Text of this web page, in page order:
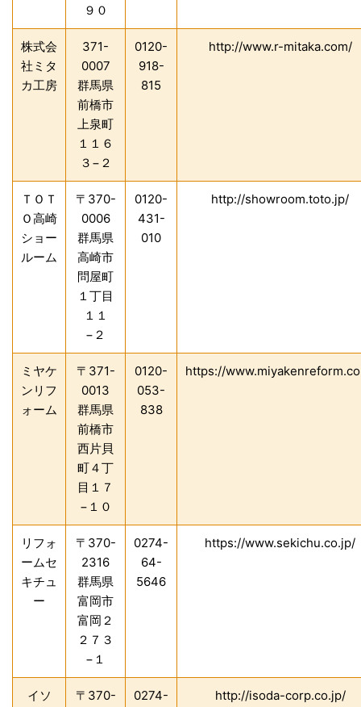
９０
株式会
社ミタ
カ工房
371-
0007
群馬県
前橋市
上泉町
１１６
３−２
0120-
918-
815
http://www.r-mitaka.com/
ＴＯＴ
Ｏ高崎
ショー
ルーム
〒370-
0006
群馬県
高崎市
問屋町
１丁目
１１
−２
0120-
431-
010
http://showroom.toto.jp/
ミヤケ
ンリフ
ォーム
〒371-
0013
群馬県
前橋市
西片貝
町４丁
目１７
−１０
0120-
053-
838
https://
リフォ
ームセ
キチュ
ー
〒370-
2316
群馬県
富岡市
富岡２
２７３
−１
0274-
64-
5646
https://www.sekichu.co.jp/
イソ 〒370- 0274- http://isoda-corp.co.jp/